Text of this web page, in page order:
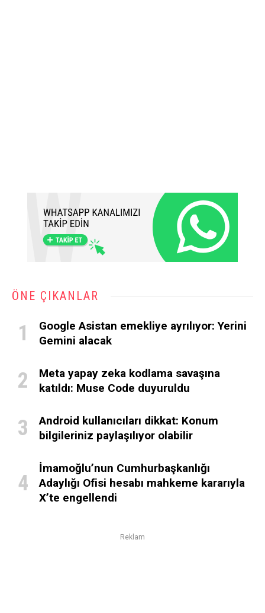
ÖNE ÇIKANLAR
Google Asistan emekliye ayrılıyor: Yerini
Gemini alacak
Meta yapay zeka kodlama savaşına
katıldı: Muse Code duyuruldu
Android kullanıcıları dikkat: Konum
bilgileriniz paylaşılıyor olabilir
İmamoğlu’nun Cumhurbaşkanlığı
Adaylığı Ofisi hesabı mahkeme kararıyla
X’te engellendi
Reklam